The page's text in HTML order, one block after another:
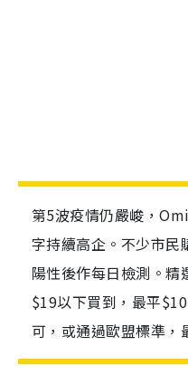
第5波疫情仍嚴峻，
字持續高企。不少市民
陽性後作每日檢測。
$19以下買到，最平
可，或通過歐盟標準，